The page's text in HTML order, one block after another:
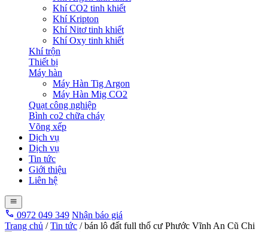
Khí CO2 tinh khiết
Khí Kripton
Khí Nitơ tinh khiết
Khí Oxy tinh khiết
Khí trộn
Thiết bị
Máy hàn
Máy Hàn Tig Argon
Máy Hàn Mig CO2
Quạt công nghiệp
Bình co2 chữa cháy
Võng xếp
Dịch vụ
Dịch vụ
Tin tức
Giới thiệu
Liên hệ
0972 049 349 Nhận báo giá
Trang chủ / Tin tức / bán lô đất full thổ cư Phước Vĩnh An Cũ Chi